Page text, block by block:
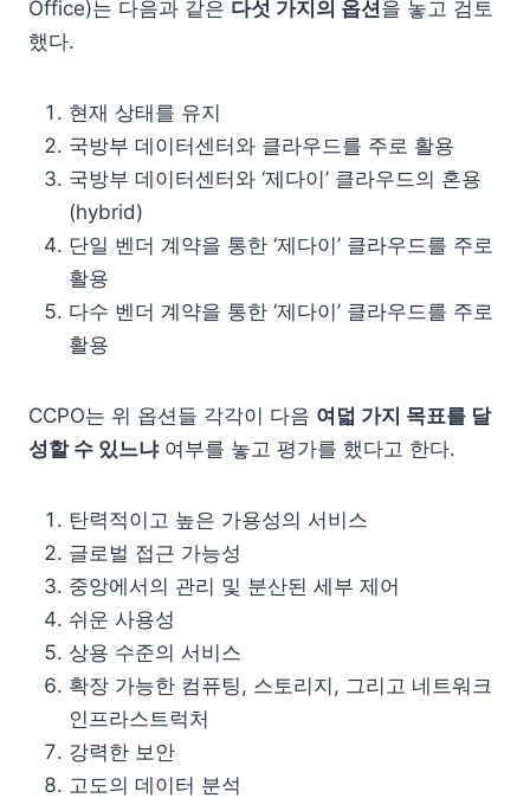
Office)는 다음과 같은 다섯 가지의 옵션 을 놓고 검토
했다.
현재 상태를 유지
국방부 데이터센터와 클라우드를 주로 활용
국방부 데이터센터와 ‘제다이’ 클라우드의 혼용
(hybrid)
단일 벤더 계약을 통한 ‘제다이’ 클라우드를 주로
활용
다수 벤더 계약을 통한 ‘제다이’ 클라우드를 주로
활용
CCPO는 위 옵션들 각각이 다음 여덟 가지 목표를 달
성할 수 있느냐여부를 놓고 평가를 했다고 한다.
탄력적이고 높은 가용성의 서비스
글로벌 접근 가능성
중앙에서의 관리 및 분산된 세부 제어
쉬운 사용성
상용 수준의 서비스
확장 가능한 컴퓨팅, 스토리지, 그리고 네트워크
인프라스트럭처
강력한 보안
고도의 데이터 분석